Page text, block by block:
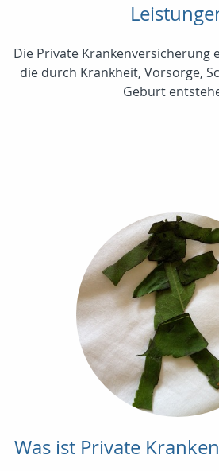
Die Private Krankenversicherung
die durch Krankheit, Vorsorge,
Geburt
Was ist Private